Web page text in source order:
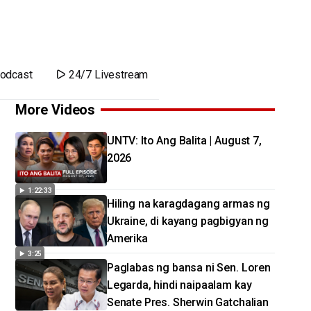
24/7 Livestream
More Videos
1:22:33
UNTV: Ito Ang Balita | August 7,
2026
3:25
Hiling na karagdagang armas ng
Ukraine, di kayang pagbigyan ng
Amerika
Paglabas ng bansa ni Sen. Loren
Legarda, hindi naipaalam kay
Senate Pres. Sherwin Gatchalian